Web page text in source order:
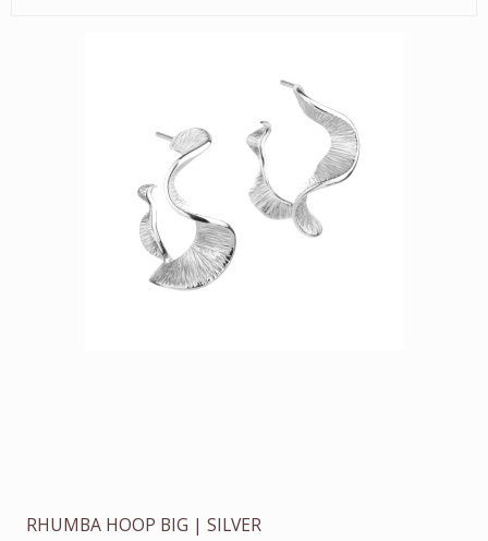
RHUMBA HOOP BIG | SILVER